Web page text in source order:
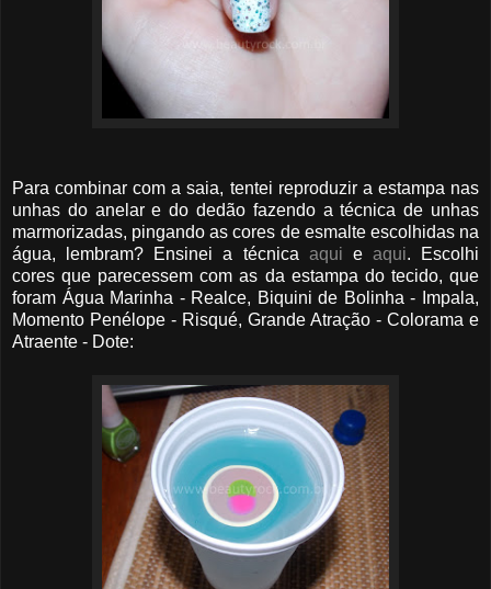
Para combinar com a saia, tentei reproduzir a estampa nas
unhas do anelar e do dedão fazendo a técnica de unhas
marmorizadas, pingando as cores de esmalte escolhidas na
água, lembram? Ensinei a técnica aqui e aqui. Escolhi
cores que parecessem com as da estampa do tecido, que
foram Água Marinha - Realce, Biquini de Bolinha - Impala,
Momento Penélope - Risqué, Grande Atração - Colorama e
Atraente - Dote: